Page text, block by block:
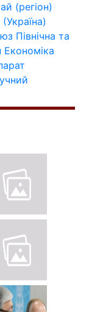
(регіон)
Північна та
Економіка